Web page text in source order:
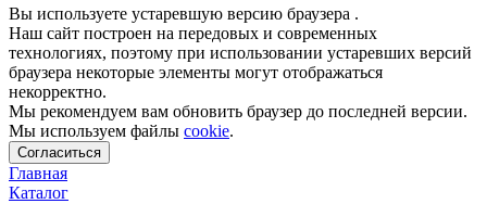
Вы используете устаревшую версию браузера .
Наш сайт построен на передовых и современных
технологиях, поэтому при использовании устаревших версий
браузера некоторые элементы могут отображаться
некорректно.
Мы рекомендуем вам обновить браузер до последней версии.
Мы используем файлы cookie.
Согласиться
Главная
Каталог